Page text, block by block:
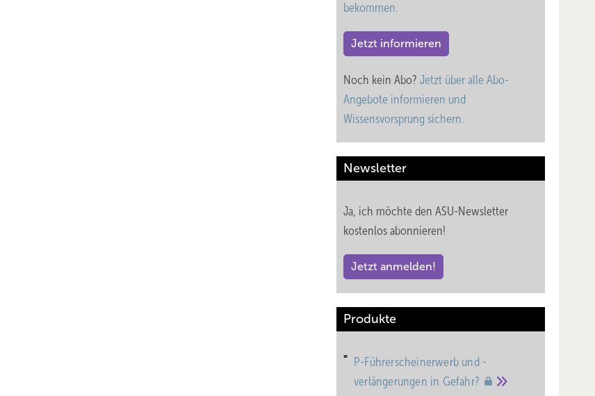
bekommen.
Jetzt informieren
Noch kein Abo? Jetzt über alle Abo-
Angebote informieren und
Wissensvorsprung sichern.
Newsletter
Ja, ich möchte den ASU-Newsletter
kostenlos abonnieren!
Jetzt anmelden!
Produkte
P-Führerscheinerwerb und -
verlängerungen in Gefahr?